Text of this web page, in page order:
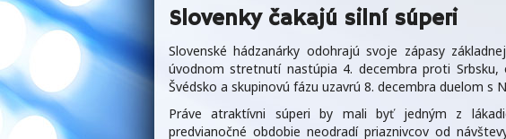
Slovenky čakajú silní súperi
Slovenské hádzanárky odohrajú svoje zápasy
úvodnom stretnutí nastúpia 4. decembra proti
Švédsko a skupinovú fázu uzavrú 8. decembra duelom s
Práve atraktívni súperi by mali byť jedným z
predvianočné obdobie neodradí priaznivcov od